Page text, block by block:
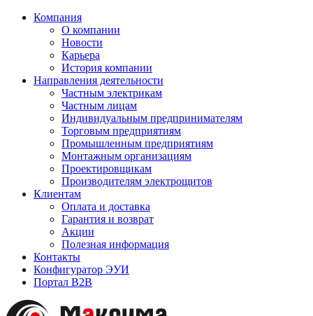
Компания
О компании
Новости
Карьера
История компании
Направления деятельности
Частным электрикам
Частным лицам
Индивидуальным предпринимателям
Торговым предприятиям
Промышленным предприятиям
Монтажным организациям
Проектировщикам
Производителям электрощитов
Клиентам
Оплата и доставка
Гарантия и возврат
Акции
Полезная информация
Контакты
Конфигуратор ЭУИ
Портал B2B